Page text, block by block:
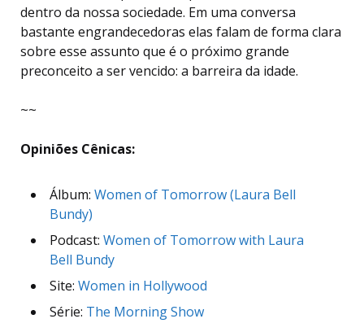
dentro da nossa sociedade. Em uma conversa
bastante engrandecedoras elas falam de forma clara
sobre esse assunto que é o próximo grande
preconceito a ser vencido: a barreira da idade.
~~
Opiniões Cênicas:
Álbum: Women of Tomorrow (Laura Bell
Bundy)
Podcast: Women of Tomorrow with Laura
Bell Bundy
Site: Women in Hollywood
Série: The Morning Show